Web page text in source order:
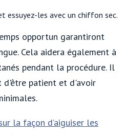
essuyez-les avec un chiffon sec.
opportun garantiront
Cela aidera également à
pendant la procédure. Il
d'être patient et d'avoir
la façon d’aiguiser les